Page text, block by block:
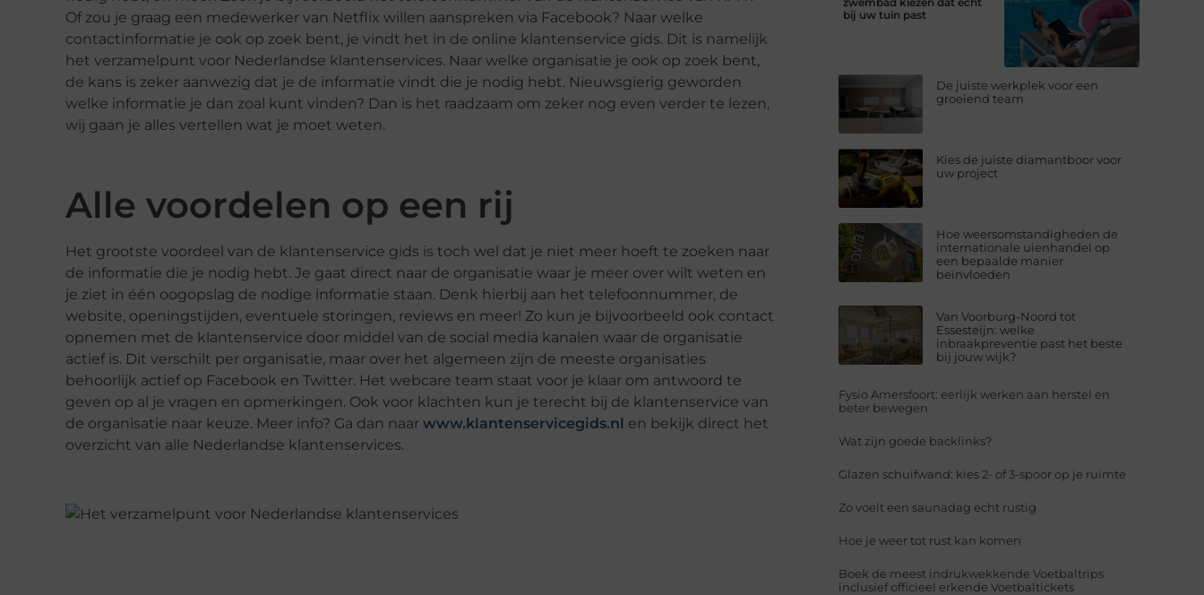
Of zou je graag een medewerker van Netflix willen aanspreken via Facebook? Naar welke
contactinformatie je ook op zoek bent, je vindt het in de online klantenservice gids. Dit is namelijk
het verzamelpunt voor Nederlandse klantenservices. Naar welke organisatie je ook op zoek bent,
de kans is zeker aanwezig dat je de informatie vindt die je nodig hebt. Nieuwsgierig geworden
welke informatie je dan zoal kunt vinden? Dan is het raadzaam om zeker nog even verder te lezen,
wij gaan je alles vertellen wat je moet weten.
Alle voordelen op een rij
Het grootste voordeel van de klantenservice gids is toch wel dat je niet meer hoeft te zoeken naar
de informatie die je nodig hebt. Je gaat direct naar de organisatie waar je meer over wilt weten en
je ziet in één oogopslag de nodige informatie staan. Denk hierbij aan het telefoonnummer, de
website, openingstijden, eventuele storingen, reviews en meer! Zo kun je bijvoorbeeld ook contact
opnemen met de klantenservice door middel van de social media kanalen waar de organisatie
actief is. Dit verschilt per organisatie, maar over het algemeen zijn de meeste organisaties
behoorlijk actief op Facebook en Twitter. Het webcare team staat voor je klaar om antwoord te
geven op al je vragen en opmerkingen. Ook voor klachten kun je terecht bij de klantenservice van
de organisatie naar keuze. Meer info? Ga dan naar www.klantenservicegids.nl en bekijk direct het
overzicht van alle Nederlandse klantenservices.
bij uw tuin past
De juiste werkplek voor een
groeiend team
Kies de juiste diamantboor voor
uw project
Hoe weersomstandigheden de
internationale uienhandel op
een bepaalde manier
beïnvloeden
Van Voorburg-Noord tot
Essesteijn: welke
inbraakpreventie past het beste
bij jouw wijk?
Fysio Amersfoort: eerlijk werken aan herstel en
beter bewegen
Wat zijn goede backlinks?
Glazen schuifwand: kies 2- of 3-spoor op je ruimte
Zo voelt een saunadag echt rustig
Hoe je weer tot rust kan komen
Boek de meest indrukwekkende Voetbaltrips
inclusief officieel erkende Voetbaltickets